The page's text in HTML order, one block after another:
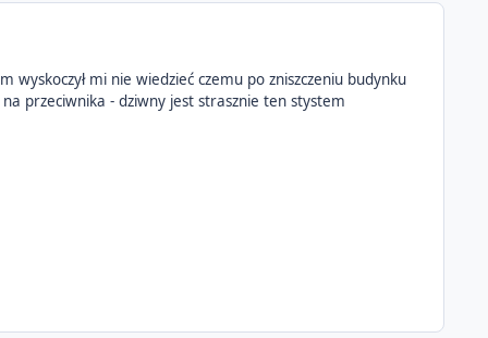
mi nie wiedzieć czemu po zniszczeniu budynku
przeciwnika - dziwny jest strasznie ten stystem